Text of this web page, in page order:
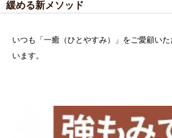
緩める新メソッド
いつも「一癒（ひとやすみ）」をご愛顧い
います。